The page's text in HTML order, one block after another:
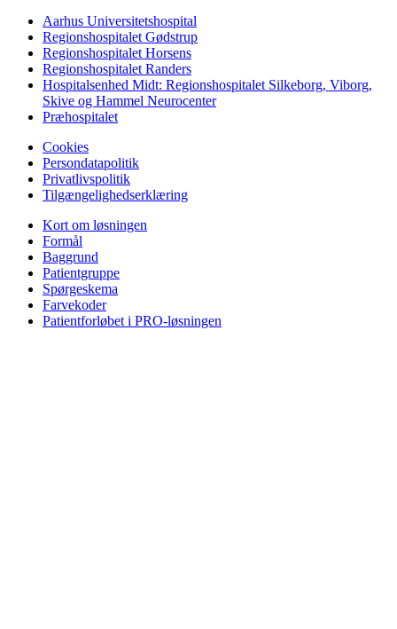
Aarhus Universitetshospital
Regionshospitalet Gødstrup
Regionshospitalet Horsens
Regionshospitalet Randers
Hospitalsenhed Midt: Regionshospitalet Silkeborg, Viborg,
Skive og Hammel Neurocenter
Præhospitalet
Cookies
Persondatapolitik
Privatlivspolitik
Tilgængelighedserklæring
Kort om løsningen
Formål
Baggrund
Patientgruppe
Spørgeskema
Farvekoder
Patientforløbet i PRO-løsningen